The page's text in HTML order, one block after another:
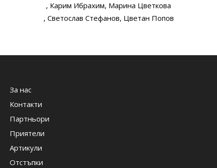
, Карим Ибрахим, Марина Цветкова
, Светослав Стефанов, Цветан Попов
За нас
Контакти
Партньори
Приятели
Артикули
Отстъпки